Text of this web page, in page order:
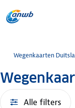
Wegenkaarten
Alle filters